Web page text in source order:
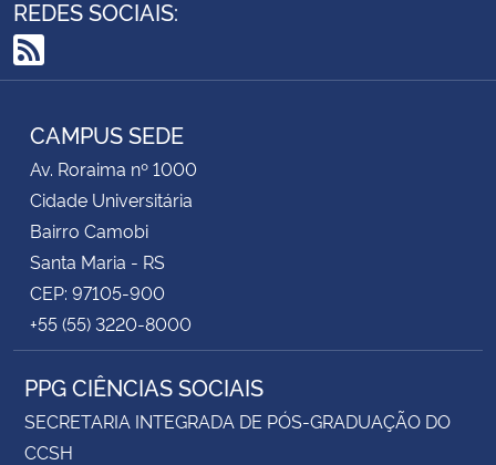
REDES SOCIAIS:
RSS
CAMPUS SEDE
Av. Roraima nº 1000
Cidade Universitária
Bairro Camobi
Santa Maria - RS
CEP: 97105-900
+55 (55) 3220-8000
PPG CIÊNCIAS SOCIAIS
SECRETARIA INTEGRADA DE PÓS-GRADUAÇÃO DO
CCSH